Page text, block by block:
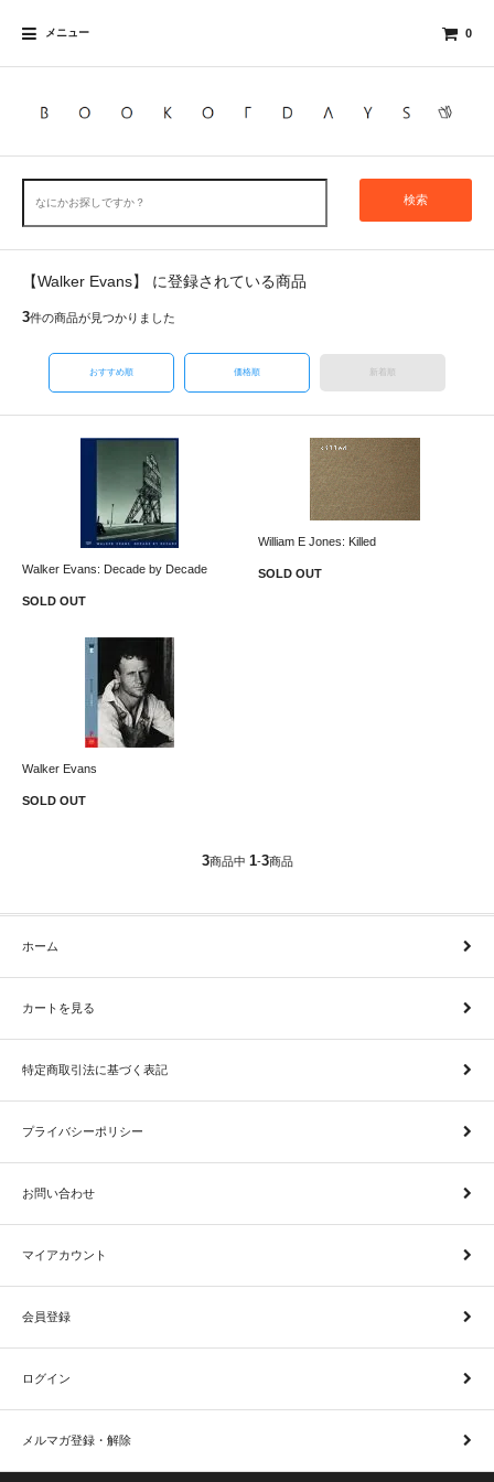
メニュー 0
検索
【Walker Evans】 に登録されている商品
3件の商品が見つかりました
おすすめ順 価格順 新着順
Walker Evans: Decade by Decade
SOLD OUT
William E Jones: Killed
SOLD OUT
Walker Evans
SOLD OUT
3商品中 1-3商品
ホーム
カートを見る
特定商取引法に基づく表記
プライバシーポリシー
お問い合わせ
マイアカウント
会員登録
ログイン
メルマガ登録・解除